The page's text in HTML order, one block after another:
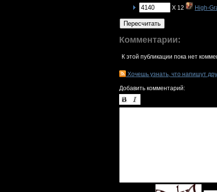
X 12
High-
Пересчитать
Комментарии:
К этой публикации пока нет
Хочешь узнать, что напишут
Добавить комментарий: